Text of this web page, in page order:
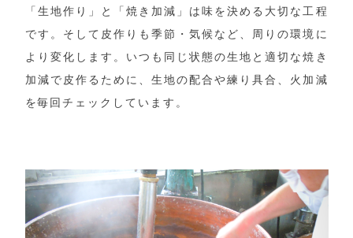
「生地作り」と「焼き加減」は味を決める大切な工程
です。そして皮作りも季節・気候など、周りの環境に
より変化します。いつも同じ状態の生地と適切な焼き
加減で皮作るために、生地の配合や練り具合、火加減
を毎回チェックしています。